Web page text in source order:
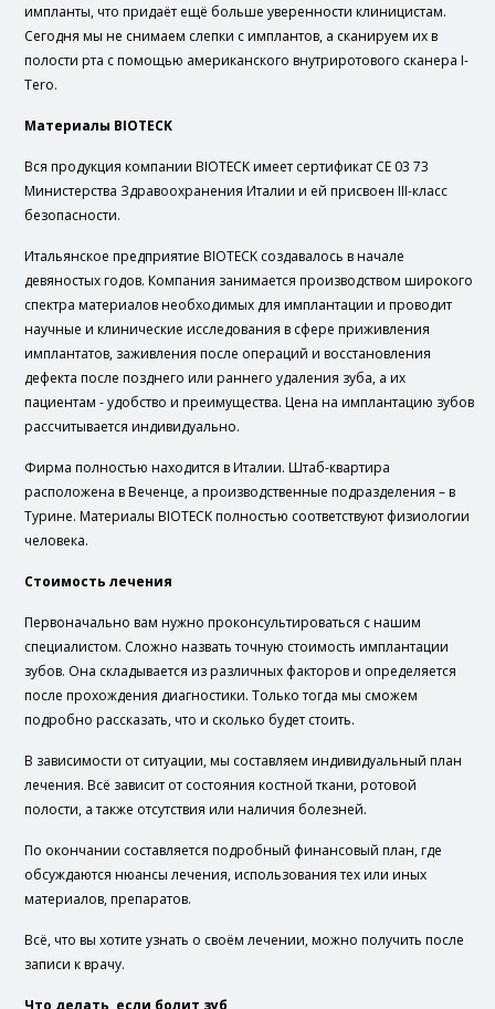
импланты, что придаёт ещё больше уверенности клиницистам.
Сегодня мы не снимаем слепки с имплантов, а сканируем их в
полости рта с помощью американского внутриротового сканера I-
Tero.
Материалы BIOTECK
Вся продукция компании BIOTECK имеет сертификат СЕ 03 73
Министерства Здравоохранения Италии и ей присвоен III-класс
безопасности.
Итальянское предприятие BIOTECK создавалось в начале
девяностых годов. Компания занимается производством широкого
спектра материалов необходимых для имплантации и проводит
научные и клинические исследования в сфере приживления
имплантатов, заживления после операций и восстановления
дефекта после позднего или раннего удаления зуба, а их
пациентам - удобство и преимущества. Цена на имплантацию зубов
рассчитывается индивидуально.
Фирма полностью находится в Италии. Штаб-квартира
расположена в Веченце, а производственные подразделения – в
Турине. Материалы BIOTECK полностью соответствуют физиологии
человека.
Стоимость лечения
Первоначально вам нужно проконсультироваться с нашим
специалистом. Сложно назвать точную стоимость имплантации
зубов. Она складывается из различных факторов и определяется
после прохождения диагностики. Только тогда мы сможем
подробно рассказать, что и сколько будет стоить.
В зависимости от ситуации, мы составляем индивидуальный план
лечения. Всё зависит от состояния костной ткани, ротовой
полости, а также отсутствия или наличия болезней.
По окончании составляется подробный финансовый план, где
обсуждаются нюансы лечения, использования тех или иных
материалов, препаратов.
Всё, что вы хотите узнать о своём лечении, можно получить после
записи к врачу.
Что делать, если болит зуб